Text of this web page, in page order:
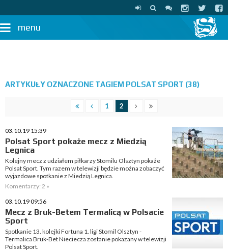
menu
ARTYKUŁY OZNACZONE TAGIEM POLSAT SPORT (38)
1 2
03.10.19 15:39
Polsat Sport pokaże mecz z Miedzią
Legnica
Kolejny mecz z udziałem piłkarzy Stomilu Olsztyn pokaże
Polsat Sport. Tym razem w telewizji będzie można zobaczyć
wyjazdowe spotkanie z Miedzią Legnica.
Komentarzy: 2 »
03.10.19 09:56
Mecz z Bruk-Betem Termalicą w Polsacie
Sport
Spotkanie 13. kolejki Fortuna 1. ligi Stomil Olsztyn -
Termalica Bruk-Bet Nieciecza zostanie pokazany w telewizji
Polsat Sport.